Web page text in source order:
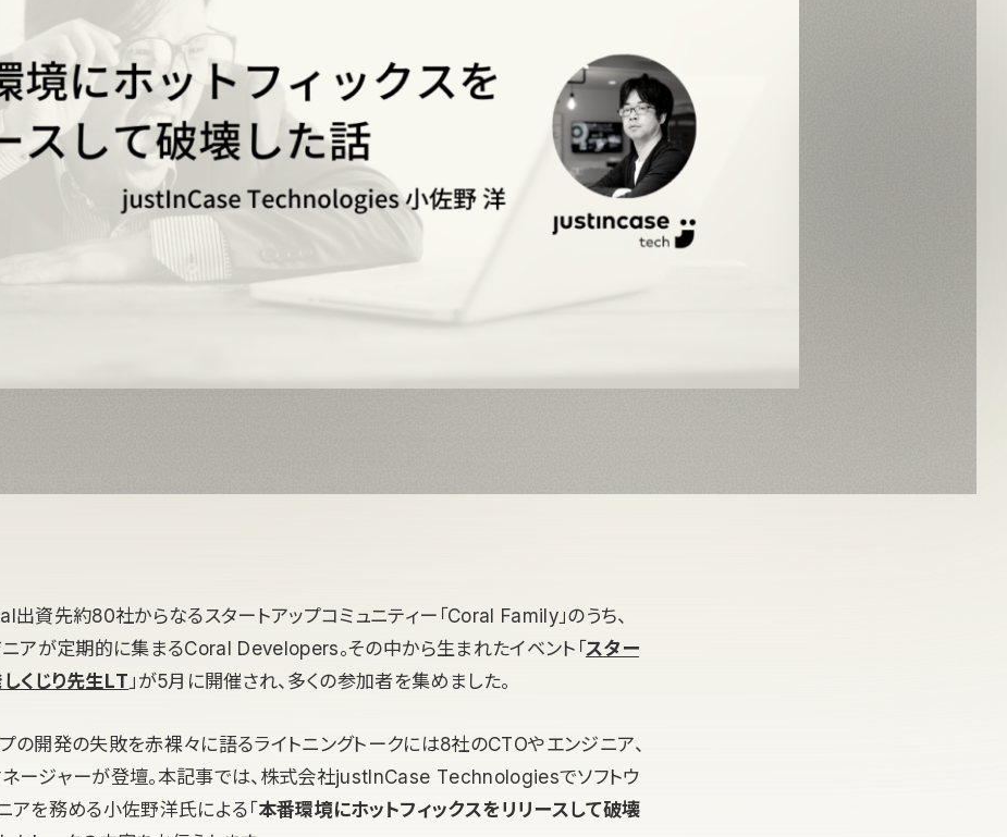
資先約80社からなるスタートアップコミュニティー「Coral Family」のうち、
ニアが定期的に集まるCoral Developers。その中から生まれたイベント「スター
くじり先生LT 」が5月に開催され、多くの参加者を集めました。
の開発の失敗を赤裸々に語るライトニングトークには8社のCTOやエンジニア、
ネージャーが登壇。本記事では、株式会社justInCase Technologiesでソフトウ
アを務める小佐野洋氏による「本番環境にホットフィックスをリリースして破壊